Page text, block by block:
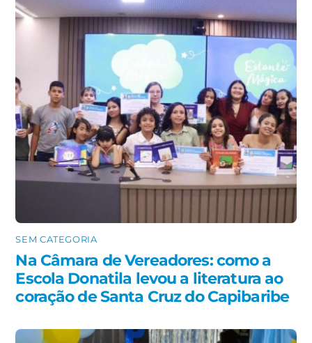
SEM CATEGORIA
Na Câmara de Vereadores: como a
Escola Donatila levou a literatura ao
coração de Santa Cruz do Capibaribe